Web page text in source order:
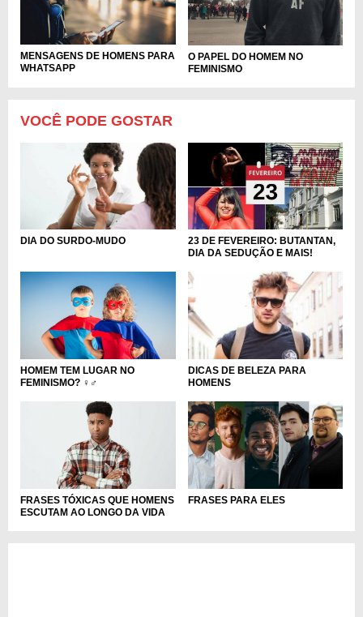
MENSAGENS DE HOMENS PARA
WHATSAPP
O PAPEL DO HOMEM NO
FEMINISMO
VOCÊ PODE GOSTAR
DIA DO SURDO-MUDO
23 DE FEVEREIRO: BUTANTAN,
DIA DA SEDUÇÃO E MAIS!
HOMEM TEM LUGAR NO
FEMINISMO? ♀️♂️
DICAS DE BELEZA PARA
HOMENS
FRASES TÓXICAS QUE HOMENS
ESCUTAM AO LONGO DA VIDA
FRASES PARA ELES